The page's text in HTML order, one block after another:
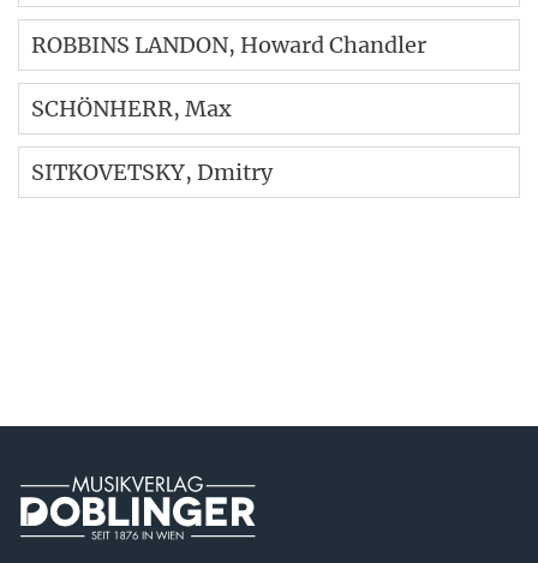
ROBBINS LANDON, Howard Chandler
SCHÖNHERR, Max
SITKOVETSKY, Dmitry